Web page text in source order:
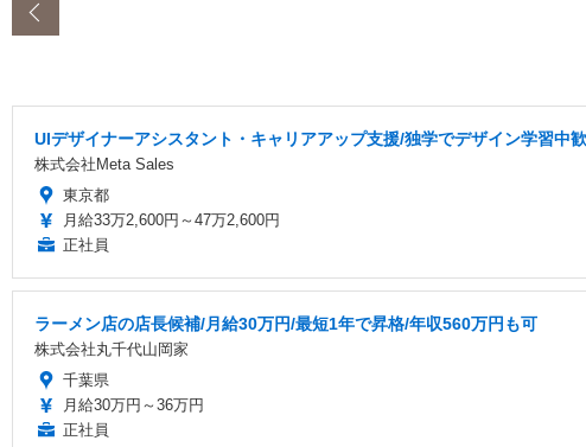
UIデザイナーアシスタント・キャリアアップ支援/独学でデザイン学習中
株式会社Meta Sales
東京都
月給33万2,600円～47万2,600円
正社員
ラーメン店の店長候補/月給30万円/最短1年で昇格/年収560万円も可
株式会社丸千代山岡家
千葉県
月給30万円～36万円
正社員